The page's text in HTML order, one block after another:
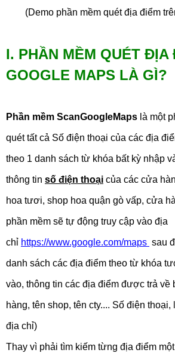
(Demo phần mềm quét địa điểm
I. PHẦN MỀM QUÉT ĐỊA
GOOGLE MAPS LÀ GÌ?
Phần mềm ScanGoogleMaps là một
quét tất cả Số điện thoại của các địa
theo 1 danh sách từ khóa bất kỳ nhập
thông tin số điện thoại của các cửa
hoa tươi, shop hoa quận gò vấp, cửa
phần mềm sẽ tự động truy cập vào địa
chỉ https://www.google.com/maps sau
danh sách các địa điểm theo từ khóa
vào, thông tin các địa điểm được trả về
hàng, tên shop, tên cty.... Số điện
địa chỉ)
Thay vì phải tìm kiếm từng địa điểm